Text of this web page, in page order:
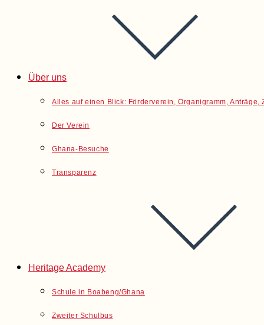
Über uns
Alles auf einen Blick: Förderverein, Organigramm, Anträge,
Der Verein
Ghana-Besuche
Transparenz
Heritage Academy
Schule in Boabeng/Ghana
Zweiter Schulbus